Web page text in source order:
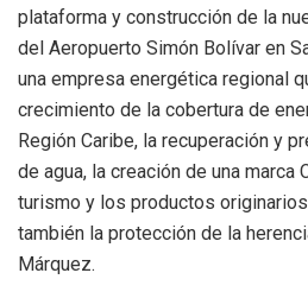
plataforma y construcción de la
del Aeropuerto Simón Bolívar en
una empresa energética regional
crecimiento de la cobertura de
Región Caribe, la recuperación y
de agua, la creación de una marca
turismo y los productos
también la protección de la
Márquez.